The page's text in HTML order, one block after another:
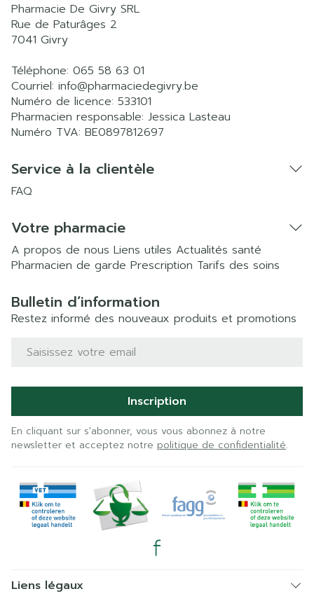
Pharmacie De Givry SRL
Rue de Paturâges 2
7041 Givry
Téléphone: 065 58 63 01
Courriel: info@pharmaciedegivry.be
Numéro de licence: 533101
Pharmacien responsable: Jessica Lasteau
Numéro TVA: BE0897812697
Service à la clientèle
FAQ
Votre pharmacie
A propos de nous Liens utiles Actualités santé
Pharmacien de garde Prescription Tarifs des soins
Bulletin d’information
Restez informé des nouveaux produits et promotions
Adresse mail
Inscription
En cliquant sur s'abonner, vous vous abonnez à notre
newsletter et acceptez notre politique de confidentialité.
Liens légaux